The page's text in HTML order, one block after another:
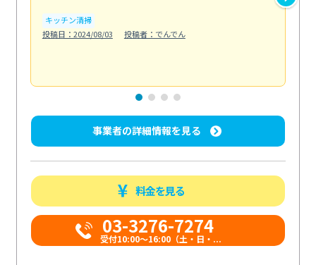
キッチン清掃
投稿日：2024/08/03
投稿者：でんでん
事業者の詳細情報を見る
料金を見る
03-3276-7274
受付10:00〜16:00（土・日・...